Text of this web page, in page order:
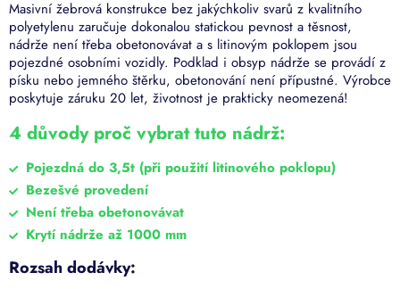
Masivní žebrová konstrukce bez jakýchkoliv svarů z kvalitního
polyetylenu zaručuje dokonalou statickou pevnost a těsnost,
nádrže není třeba obetonovávat a s litinovým poklopem jsou
pojezdné osobními vozidly. Podklad i obsyp nádrže se provádí z
písku nebo jemného štěrku, obetonování není přípustné. Výrobce
poskytuje záruku 20 let, životnost je prakticky neomezená!
4 důvody proč vybrat tuto nádrž:
Pojezdná do 3,5t (při použití litinového poklopu)
Bezešvé provedení
Není třeba obetonovávat
Krytí nádrže až 1000 mm
Rozsah dodávky: